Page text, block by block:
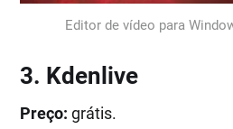
Editor de vídeo para
3. Kdenlive
Preço: grátis.